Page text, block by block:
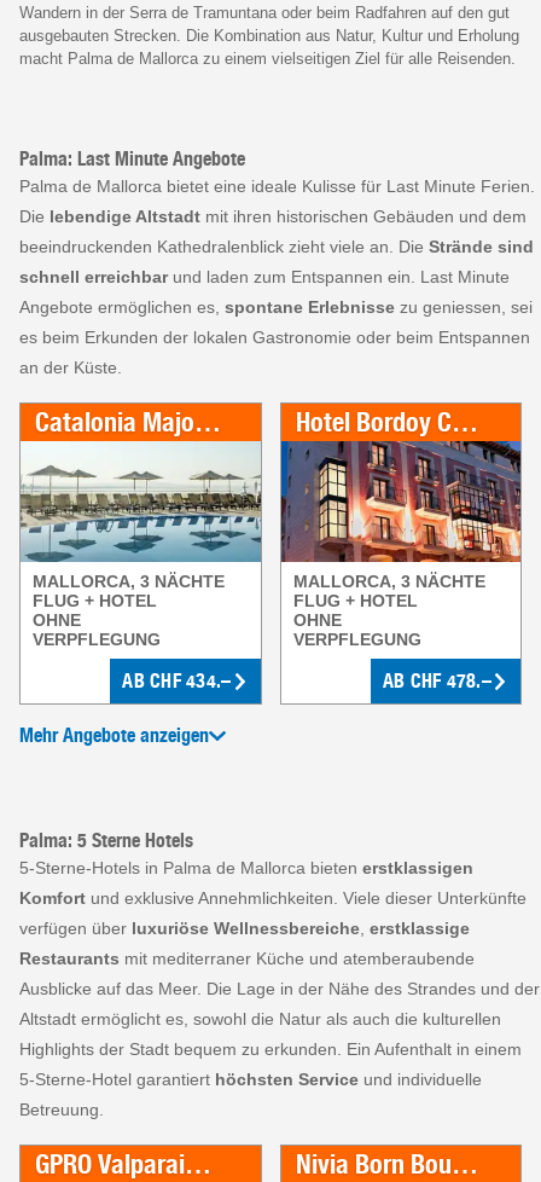
Wandern in der Serra de Tramuntana oder beim Radfahren auf den gut
ausgebauten Strecken. Die Kombination aus Natur, Kultur und Erholung
macht Palma de Mallorca zu einem vielseitigen Ziel für alle Reisenden.
Palma: Last Minute Angebote
Palma de Mallorca bietet eine ideale Kulisse für Last Minute Ferien.
Die lebendige Altstadt mit ihren historischen Gebäuden und dem
beeindruckenden Kathedralenblick zieht viele an. Die Strände sind
schnell erreichbarund laden zum Entspannen ein. Last Minute
Angebote ermöglichen es, spontane Erlebnisse zu geniessen, sei
es beim Erkunden der lokalen Gastronomie oder beim Entspannen
an der Küste.
Catalonia Majorica
MALLORCA, 3 NÄCHTE
FLUG + HOTEL
OHNE
VERPFLEGUNG
AB CHF 434.–
Hotel Bordoy Continental Palma
MALLORCA, 3 NÄCHTE
FLUG + HOTEL
OHNE
VERPFLEGUNG
AB CHF 478.–
Mehr Angebote anzeigen
Palma: 5 Sterne Hotels
5-Sterne-Hotels in Palma de Mallorca bieten erstklassigen
Komfort und exklusive Annehmlichkeiten. Viele dieser Unterkünfte
verfügen über luxuriöse Wellnessbereiche, erstklassige
Restaurants mit mediterraner Küche und atemberaubende
Ausblicke auf das Meer. Die Lage in der Nähe des Strandes und der
Altstadt ermöglicht es, sowohl die Natur als auch die kulturellen
Highlights der Stadt bequem zu erkunden. Ein Aufenthalt in einem
5-Sterne-Hotel garantiert höchsten Service und individuelle
Betreuung.
GPRO Valparaiso Palace & Spa Nivia Born Boutique Hotel